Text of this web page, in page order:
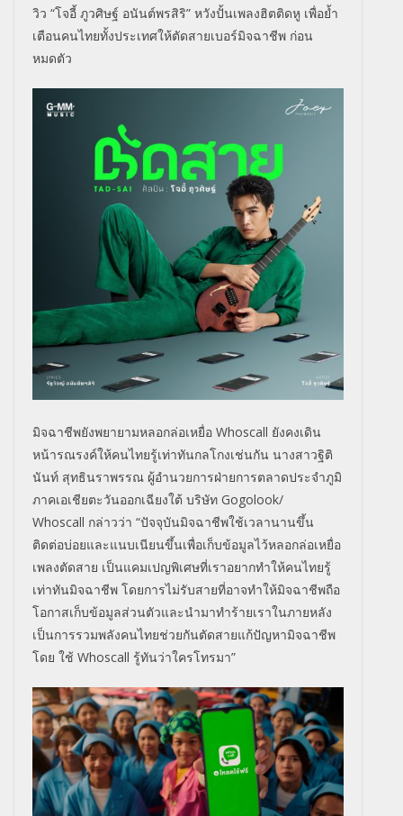
วิว “โจอี้ ภูวศิษฐ์ อนันต์พรสิริ” หวังปั้นเพลงฮิตติดหู เพื่อย้ำ
เตือนคนไทยทั้งประเทศให้ตัดสายเบอร์มิจฉาชีพ ก่อน
หมดตัว
มิจฉาชีพยังพยายามหลอกล่อเหยื่อ Whoscall ยังคงเดิน
หน้ารณรงค์ให้คนไทยรู้เท่าทันกลโกงเช่นกัน นางสาวฐิติ
นันท์ สุทธินราพรรณ ผู้อำนวยการฝ่ายการตลาดประจำภูมิ
ภาคเอเชียตะวันออกเฉียงใต้ บริษัท Gogolook/
Whoscall กล่าวว่า “ปัจจุบันมิจฉาชีพใช้เวลานานขึ้น
ติดต่อบ่อยและแนบเนียนขึ้นเพื่อเก็บข้อมูลไว้หลอกล่อเหยื่อ
เพลงตัดสาย เป็นแคมเปญพิเศษที่เราอยากทำให้คนไทยรู้
เท่าทันมิจฉาชีพ โดยการไม่รับสายที่อาจทำให้มิจฉาชีพถือ
โอกาสเก็บข้อมูลส่วนตัวและนำมาทำร้ายเราในภายหลัง
เป็นการรวมพลังคนไทยช่วยกันตัดสายแก้ปัญหามิจฉาชีพ
โดย ใช้ Whoscall รู้ทันว่าใครโทรมา”